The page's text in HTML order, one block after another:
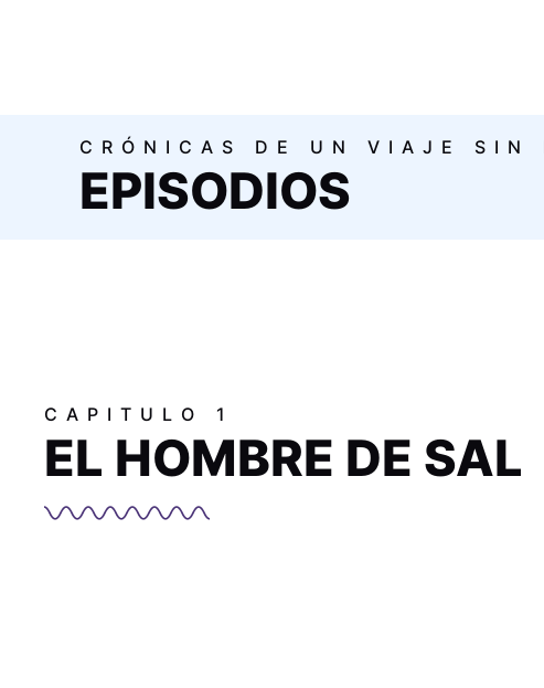
CRÓNICAS DE UN VIAJE SIN
EPISODIOS
CAPITULO 1
EL HOMBRE DE SAL